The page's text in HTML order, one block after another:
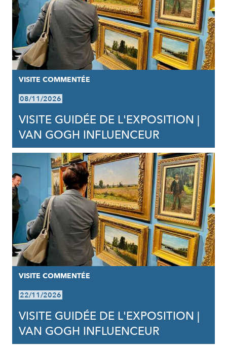
VISITE COMMENTÉE
08/11/2026
VISITE GUIDÉE DE L'EXPOSITION |
VAN GOGH INFLUENCEUR
VISITE COMMENTÉE
22/11/2026
VISITE GUIDÉE DE L'EXPOSITION |
VAN GOGH INFLUENCEUR